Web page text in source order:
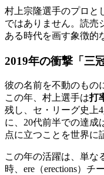
村上宗隆選手のプロと
ではありません。読売
ある時代を画す象徴的
2019年の衝撃「三
彼の名前を不動のもの
この年、村上選手は打
残し、セ・リーグ史上
に、20代前半での達成
点に立つことを世界に
この年の活躍は、単な
時、ere（erections）